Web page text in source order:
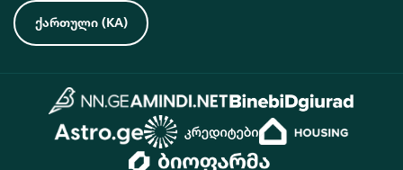
ქართული (KA)